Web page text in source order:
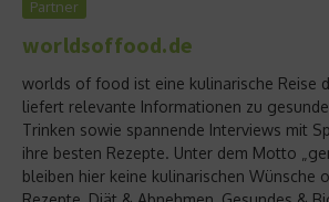
Partner
worldsoffood.de
worlds of food ist eine kulinarische Reise
liefert relevante Informationen zu
Trinken sowie spannende Interviews mit
ihre besten Rezepte. Unter dem Motto
bleiben hier keine kulinarischen Wünsche